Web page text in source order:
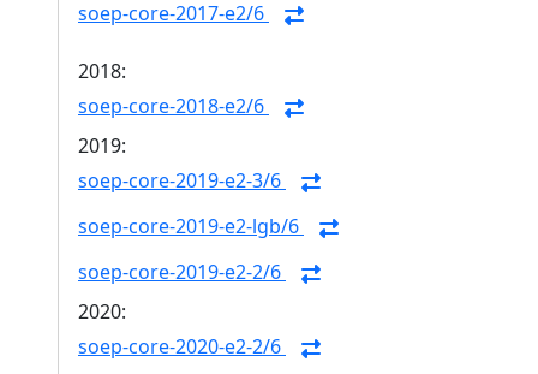
soep-core-2017-e2/6
2018:
soep-core-2018-e2/6
2019:
soep-core-2019-e2-3/6
soep-core-2019-e2-lgb/6
soep-core-2019-e2-2/6
2020:
soep-core-2020-e2-2/6